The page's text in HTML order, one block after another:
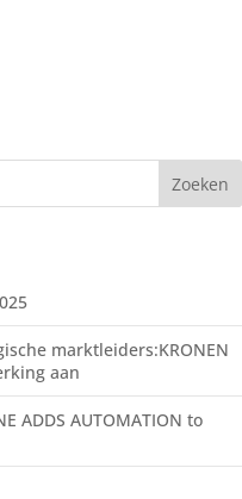
marktleiders:KRONEN
aan
ADDS AUTOMATION to